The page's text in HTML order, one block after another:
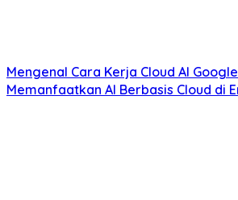
Mengenal Cara Kerja Cloud AI
Memanfaatkan AI Berbasis Cloud di